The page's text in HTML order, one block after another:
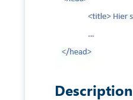
Description